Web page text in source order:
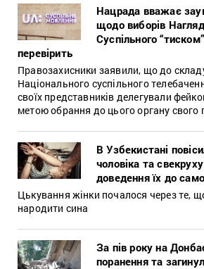
Нацрада вважає
щодо виборів
Суспільного
перевірить
Правозахисники заявили, що до
Національного суспільного
своїх представників делегували
метою обрання до цього органу свого
В Узбекистані
чоловіка та
доведення їх до
Цькування жінки почалося через те,
народити сина
За пів року на
поранення та